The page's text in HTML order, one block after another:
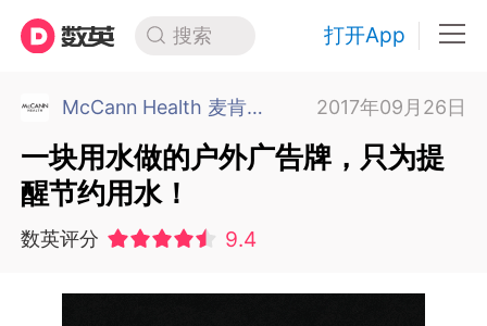
搜索 打开App
McCann Health 麦肯健康中国 2017年09月26日
一块用水做的户外广告牌，只为提
醒节约用水！
数英评分 9.4